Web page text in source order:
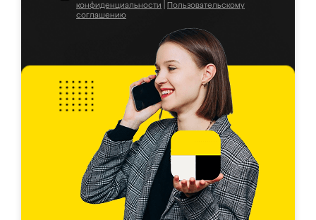
конфиденциальности
Пользовательскому
соглашению